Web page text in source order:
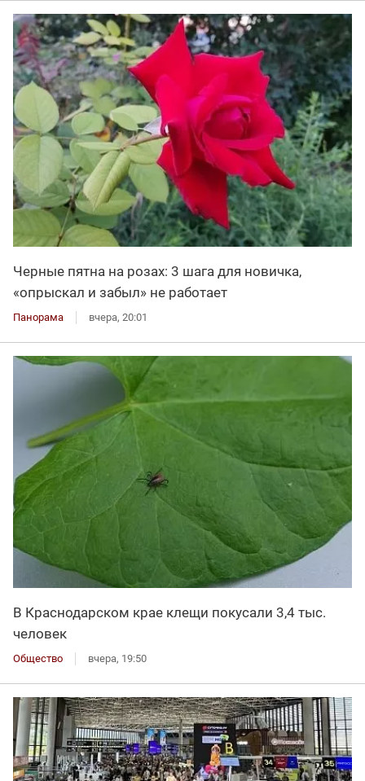
Черные пятна на розах: 3 шага для новичка,
«опрыскал и забыл» не работает
Панорама вчера, 20:01
В Краснодарском крае клещи покусали 3,4 тыс.
человек
Общество вчера, 19:50